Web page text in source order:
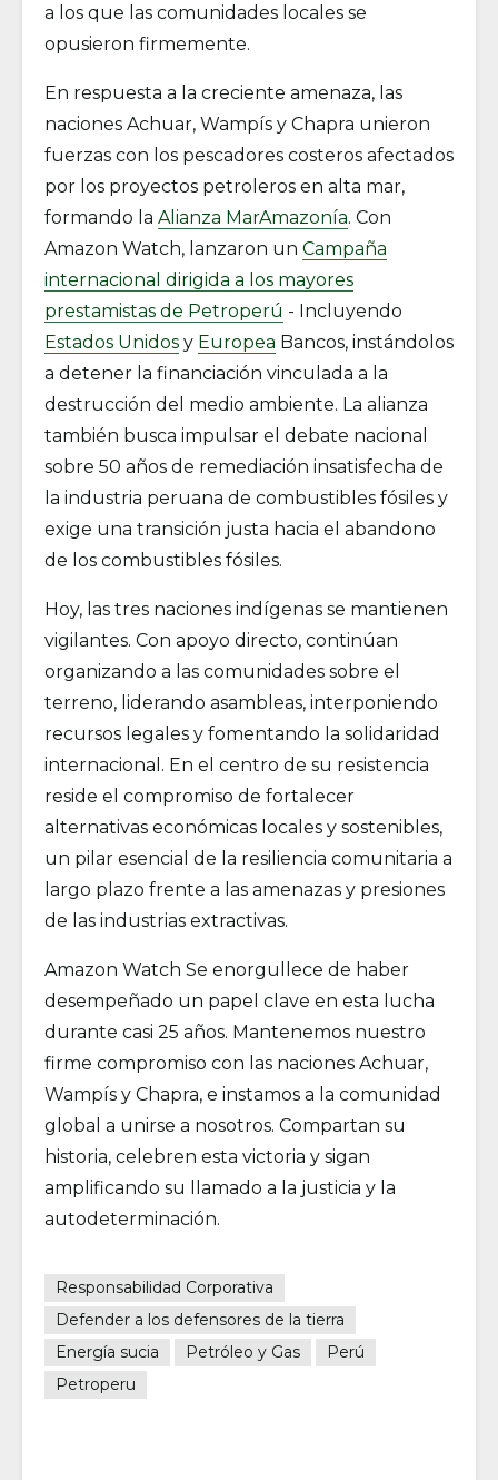
a los que las comunidades locales se
opusieron firmemente.
En respuesta a la creciente amenaza, las
naciones Achuar, Wampís y Chapra unieron
fuerzas con los pescadores costeros afectados
por los proyectos petroleros en alta mar,
formando la Alianza MarAmazonía. Con
Amazon Watch, lanzaron un Campaña
internacional dirigida a los mayores
prestamistas de Petroperú - Incluyendo
Estados Unidos y Europea Bancos, instándolos
a detener la financiación vinculada a la
destrucción del medio ambiente. La alianza
también busca impulsar el debate nacional
sobre 50 años de remediación insatisfecha de
la industria peruana de combustibles fósiles y
exige una transición justa hacia el abandono
de los combustibles fósiles.
Hoy, las tres naciones indígenas se mantienen
vigilantes. Con apoyo directo, continúan
organizando a las comunidades sobre el
terreno, liderando asambleas, interponiendo
recursos legales y fomentando la solidaridad
internacional. En el centro de su resistencia
reside el compromiso de fortalecer
alternativas económicas locales y sostenibles,
un pilar esencial de la resiliencia comunitaria a
largo plazo frente a las amenazas y presiones
de las industrias extractivas.
Amazon Watch Se enorgullece de haber
desempeñado un papel clave en esta lucha
durante casi 25 años. Mantenemos nuestro
firme compromiso con las naciones Achuar,
Wampís y Chapra, e instamos a la comunidad
global a unirse a nosotros. Compartan su
historia, celebren esta victoria y sigan
amplificando su llamado a la justicia y la
autodeterminación.
Responsabilidad Corporativa
Defender a los defensores de la tierra
Energía sucia
Petróleo y Gas
Perú
Petroperu